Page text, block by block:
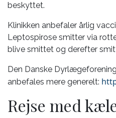
beskyttet.
Klinikken anbefaler årlig
Leptospirose smitter via
blive smittet og derefter
Den Danske
anbefales mere generelt:
Rejse med